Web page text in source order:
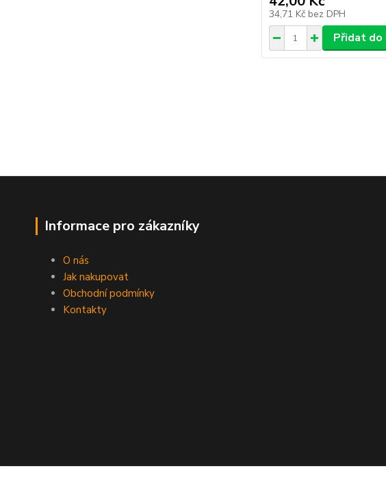
34,71 Kč bez DPH
Přidat do
Informace pro zákazníky
O nás
Jak nakupovat
Obchodní podmínky
Kontakty